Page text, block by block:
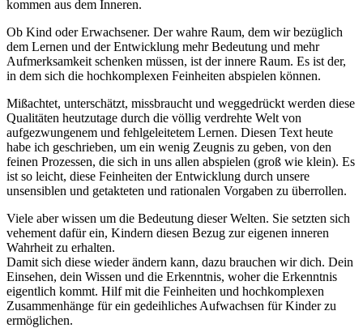
kommen aus dem Inneren.
Ob Kind oder Erwachsener. Der wahre Raum, dem wir bezüglich
dem Lernen und der Entwicklung mehr Bedeutung und mehr
Aufmerksamkeit schenken müssen, ist der innere Raum. Es ist der,
in dem sich die hochkomplexen Feinheiten abspielen können.
Mißachtet, unterschätzt, missbraucht und weggedrückt werden diese
Qualitäten heutzutage durch die völlig verdrehte Welt von
aufgezwungenem und fehlgeleitetem Lernen. Diesen Text heute
habe ich geschrieben, um ein wenig Zeugnis zu geben, von den
feinen Prozessen, die sich in uns allen abspielen (groß wie klein). Es
ist so leicht, diese Feinheiten der Entwicklung durch unsere
unsensiblen und getakteten und rationalen Vorgaben zu überrollen.
Viele aber wissen um die Bedeutung dieser Welten. Sie setzten sich
vehement dafür ein, Kindern diesen Bezug zur eigenen inneren
Wahrheit zu erhalten.
Damit sich diese wieder ändern kann, dazu brauchen wir dich. Dein
Einsehen, dein Wissen und die Erkenntnis, woher die Erkenntnis
eigentlich kommt. Hilf mit die Feinheiten und hochkomplexen
Zusammenhänge für ein gedeihliches Aufwachsen für Kinder zu
ermöglichen.